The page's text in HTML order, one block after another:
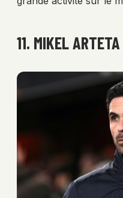
11. MIKEL